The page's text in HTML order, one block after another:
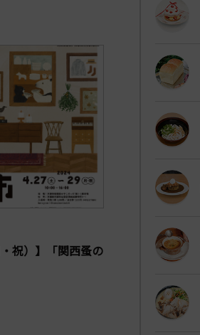
祝）】「関西蚤の